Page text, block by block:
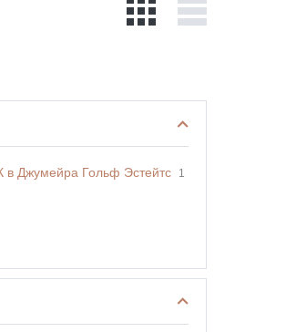
в Джумейра Гольф Эстейтс 1